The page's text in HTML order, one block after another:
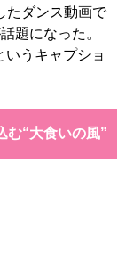
たダンス動画で
題になった。
いうキャプショ
む“大食いの風”